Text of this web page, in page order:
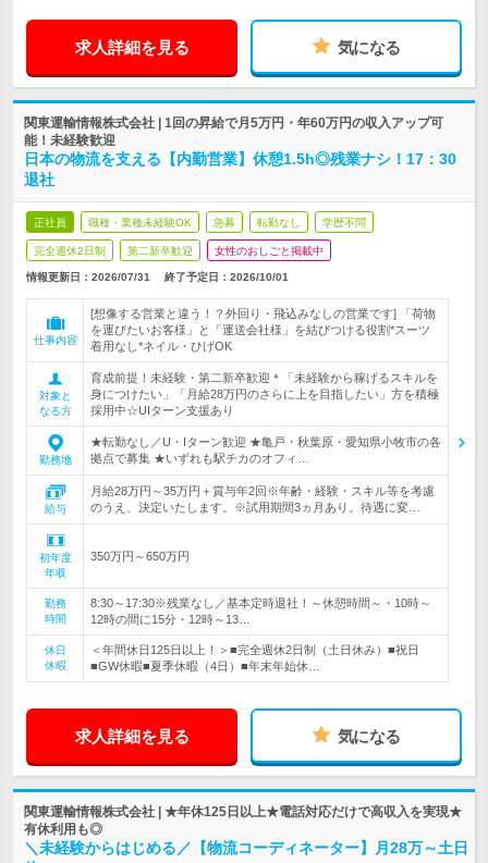
求人詳細を見る 気になる
関東運輸情報株式会社 | 1回の昇給で月5万円・年60万円の収入アップ可
能！未経験歓迎
日本の物流を支える【内勤営業】休憩1.5h◎残業ナシ！17：30
退社
正社員 職種・業種未経験OK 急募 転勤なし 学歴不問
完全週休2日制 第二新卒歓迎 女性のおしごと掲載中
情報更新日：2026/07/31 終了予定日： 2026/10/01
仕事内容
[想像する営業と違う！？外回り・飛込みなしの営業です] 「荷物
を運びたいお客様」と「運送会社様」を結びつける役割*スーツ
着用なし*ネイル・ひげOK
対象と
なる方
育成前提！未経験・第二新卒歓迎＊「未経験から稼げるスキルを
身につけたい」「月給28万円のさらに上を目指したい」方を積極
採用中☆UIターン支援あり
勤務地
★転勤なし／U・Iターン歓迎 ★亀戸・秋葉原・愛知県小牧市の各
拠点で募集 ★いずれも駅チカのオフィ…
給与
月給28万円～35万円＋賞与年2回※年齢・経験・スキル等を考慮
のうえ、決定いたします。※試用期間3ヵ月あり。待遇に変…
初年度
年収
350万円～650万円
勤務
時間
8:30～17:30※残業なし／基本定時退社！～休憩時間～・10時～
12時の間に15分・12時～13…
休日
休暇
＜年間休日125日以上！＞■完全週休2日制（土日休み）■祝日
■GW休暇■夏季休暇（4日）■年末年始休…
求人詳細を見る 気になる
関東運輸情報株式会社 | ★年休125日以上★電話対応だけで高収入を実現★
有休利用も◎
＼未経験からはじめる／【物流コーディネーター】月28万～土日